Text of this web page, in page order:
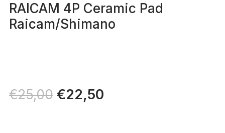
RAICAM 4P Ceramic Pad
Raicam/Shimano
€25,00 Il
prezzo
€22,50Il